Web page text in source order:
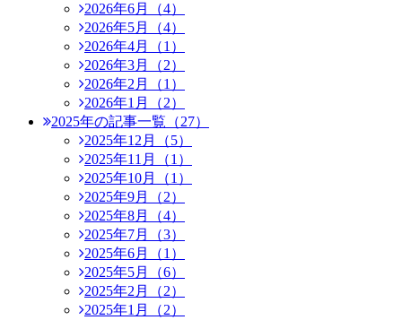
2026年6月（4）
2026年5月（4）
2026年4月（1）
2026年3月（2）
2026年2月（1）
2026年1月（2）
2025年の記事一覧（27）
2025年12月（5）
2025年11月（1）
2025年10月（1）
2025年9月（2）
2025年8月（4）
2025年7月（3）
2025年6月（1）
2025年5月（6）
2025年2月（2）
2025年1月（2）